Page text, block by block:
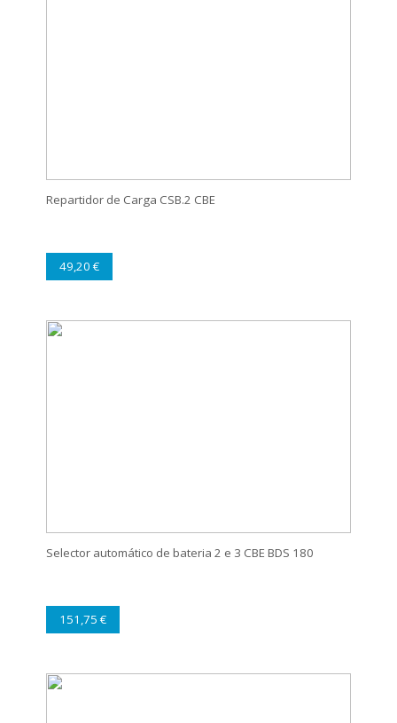
Repartidor de Carga CSB.2 CBE
49,20 €
Selector automático de bateria 2 e 3 CBE BDS 180
151,75 €